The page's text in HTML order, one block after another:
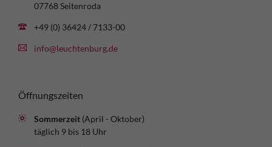
07768 Seitenroda
+49 (0) 36424 / 7133-00
info@leuchtenburg.de
Öffnungszeiten
Sommerzeit (April - Oktober)
täglich 9 bis 18 Uhr